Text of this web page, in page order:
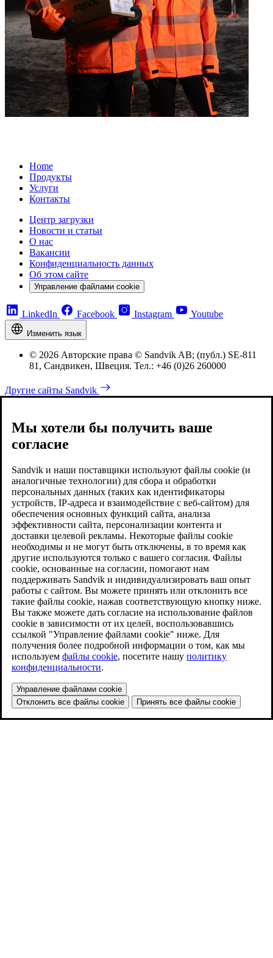
Home
Продукты
Услуги
Контакты
Центр загрузки
Новости и статьи
О нас
Вакансии
Конфиденциальность данных
Об этом сайте
Управление файлами cookie
LinkedIn Facebook Instagram Youtube
Изменить язык
© 2026 Авторские права © Sandvik AB; (публ.) SE-811
81, Сандвикен, Швеция. Тел.: +46 (0)26 260000
Другие сайты Sandvik
Мы хотели бы получить ваше
согласие
Sandvik и наши поставщики используют файлы cookie (и
аналогичные технологии) для сбора и обработки
персональных данных (таких как идентификаторы
устройств, IP-адреса и взаимодействие с веб-сайтом) для
обеспечения основных функций сайта, анализа
эффективности сайта, персонализации контента и
доставки целевой рекламы. Некоторые файлы cookie
необходимы и не могут быть отключены, в то время как
другие используются только с вашего согласия. Файлы
cookie, основанные на согласии, помогают нам
поддерживать Sandvik и индивидуализировать ваш опыт
работы с сайтом. Вы можете принять или отклонить все
такие файлы cookie, нажав соответствующую кнопку ниже.
Вы также можете дать согласие на использование файлов
cookie в зависимости от их целей, воспользовавшись
ссылкой "Управление файлами cookie" ниже. Для
получения более подробной информации о том, как мы
используем файлы cookie, посетите нашу политику
конфиденциальности.
Управление файлами cookie
Отклонить все файлы cookie
Принять все файлы cookie